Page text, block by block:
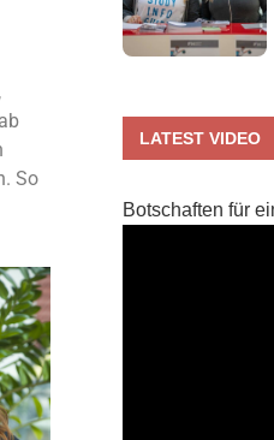
So
LATEST VIDEO
Botschaften für